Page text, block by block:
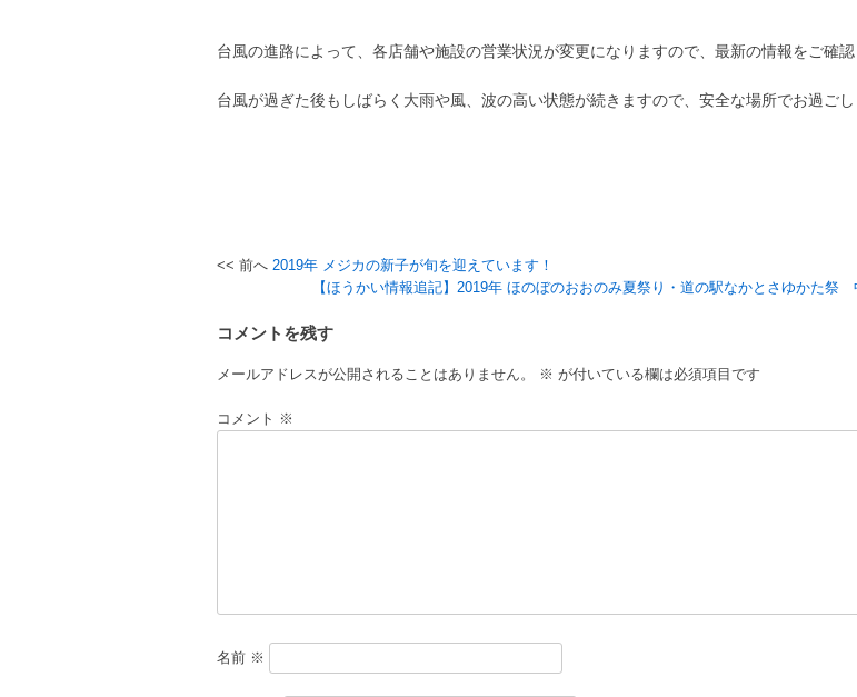
台風の進路によって、各店舗や施設の営業状況が変更になりますので、最新の情報をご確認
台風が過ぎた後もしばらく大雨や風、波の高い状態が続きますので、安全な場所でお過ごし
投
ナ
ビ
2019年 メジカの新子が旬を迎えています！
【ほうかい情報追記】2019年 ほのぼのおおのみ夏祭り・道の駅なかとさゆかた祭
コメントを残す
メールアドレスが公開されることはありません。 ※ が付いている欄は必須項目です
コメント ※
名前 ※